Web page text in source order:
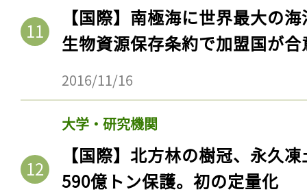
【国際】南極海に世界最大の
生物資源保存条約で加盟国が合
2016/11/16
大学・研究機関
【国際】北方林の樹冠、永久
590億トン保護。初の定量化